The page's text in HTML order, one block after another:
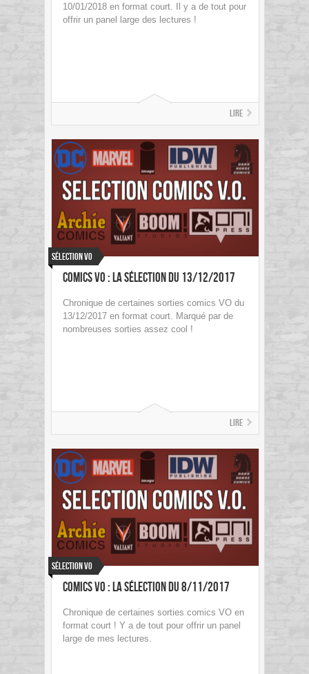
10/01/2018 en format court. Il y a de tout pour
offrir un panel large des lectures !
Lire
Sélection VO
Comics VO : La sélection du 13/12/2017
Chronique de certaines sorties comics VO du
13/12/2017 en format court. Marqué par de
nombreuses sorties assez cool !
Lire
Sélection VO
Comics VO : La sélection du 8/11/2017
Chronique de certaines sorties comics VO en
format court ! Y a de tout pour offrir un panel
large de mes lectures.